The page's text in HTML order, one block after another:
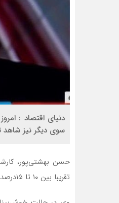
دنیای اقتصاد :
سوی دیگر نیز شاهد
حسن بهشتی‌‌‌پور،
تقریبا بین ۱۰ تا ۱۵‌درصد است.»